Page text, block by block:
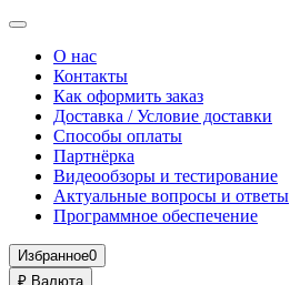
О нас
Контакты
Как оформить заказ
Доставка / Условие доставки
Способы оплаты
Партнёрка
Видеообзоры и тестирование
Актуальные вопросы и ответы
Программное обеспечение
Избранное0
₽ Валюта